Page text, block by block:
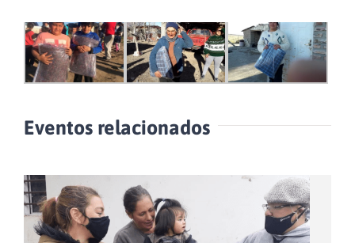
Eventos relacionados